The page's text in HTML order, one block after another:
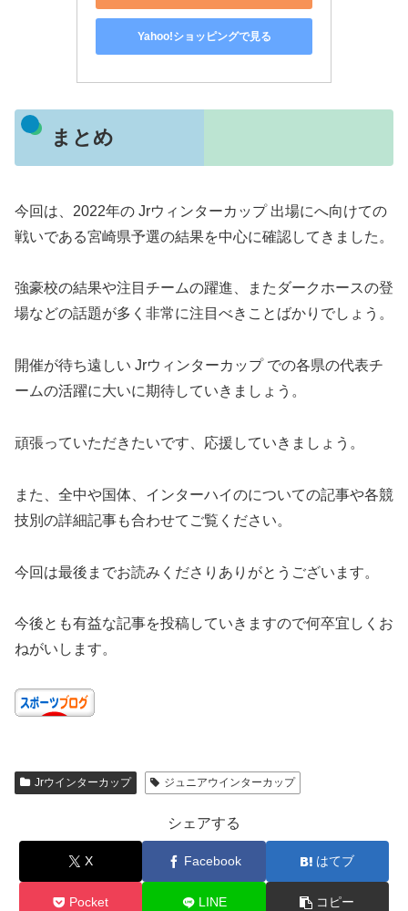
Yahoo!ショッピングで見る
まとめ
今回は、2022年の Jrウィンターカップ 出場にへ向けての
戦いである宮崎県予選の結果を中心に確認してきました。
強豪校の結果や注目チームの躍進、またダークホースの登
場などの話題が多く非常に注目べきことばかりでしょう。
開催が待ち遠しい Jrウィンターカップ での各県の代表チ
ームの活躍に大いに期待していきましょう。
頑張っていただきたいです、応援していきましょう。
また、全中や国体、インターハイのについての記事や各競
技別の詳細記事も合わせてご覧ください。
今回は最後までお読みくださりありがとうございます。
今後とも有益な記事を投稿していきますので何卒宜しくお
ねがいします。
Jrウインターカップ ジュニアウインターカップ
シェアする
X Facebook はてブ
Pocket LINE コピー